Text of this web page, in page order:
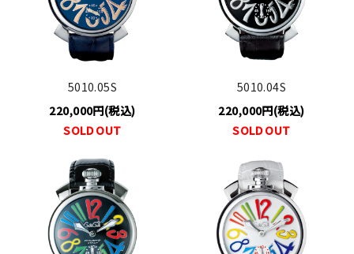
5010.05S
220,000円(税込)
SOLD OUT
5010.04S
220,000円(税込)
SOLD OUT